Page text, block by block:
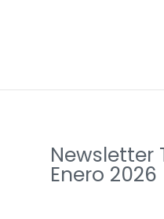
Newsletter
Enero 2026